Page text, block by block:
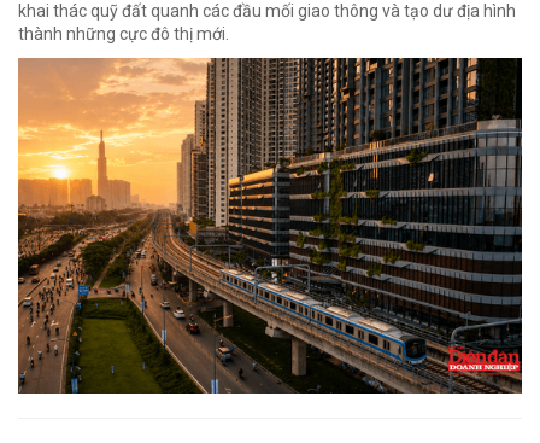
khai thác quỹ đất quanh các đầu mối giao thông và tạo dư địa hình
thành những cực đô thị mới.